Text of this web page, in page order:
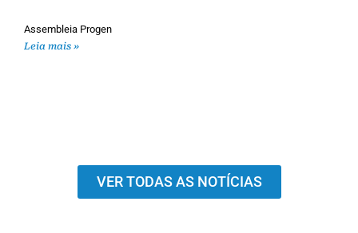
Assembleia Progen
Leia mais »
VER TODAS AS NOTÍCIAS